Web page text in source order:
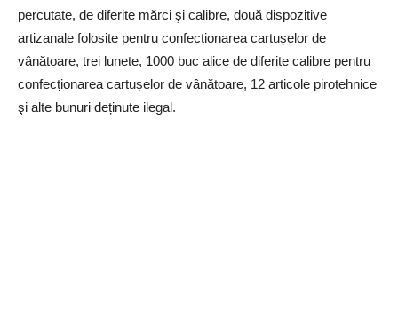
percutate, de diferite mărci şi calibre, două dispozitive
artizanale folosite pentru confecționarea cartușelor de
vânătoare, trei lunete, 1000 buc alice de diferite calibre pentru
confecționarea cartușelor de vânătoare, 12 articole pirotehnice
şi alte bunuri deținute ilegal.